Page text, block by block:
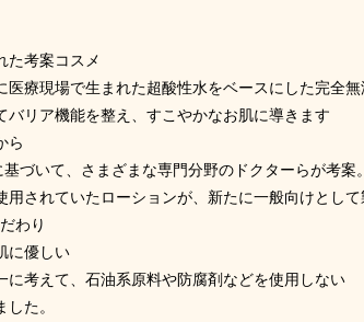
た考案コスメ
医療現場で生まれた超酸性水をベースにした完全
バリア機能を整え、すこやかなお肌に導きます
ら
づいて、さまざまな専門分野のドクターらが考案。
されていたローションが、新たに一般向けとして
わり
に優しい
に考えて、石油系原料や防腐剤などを使用しない
た。